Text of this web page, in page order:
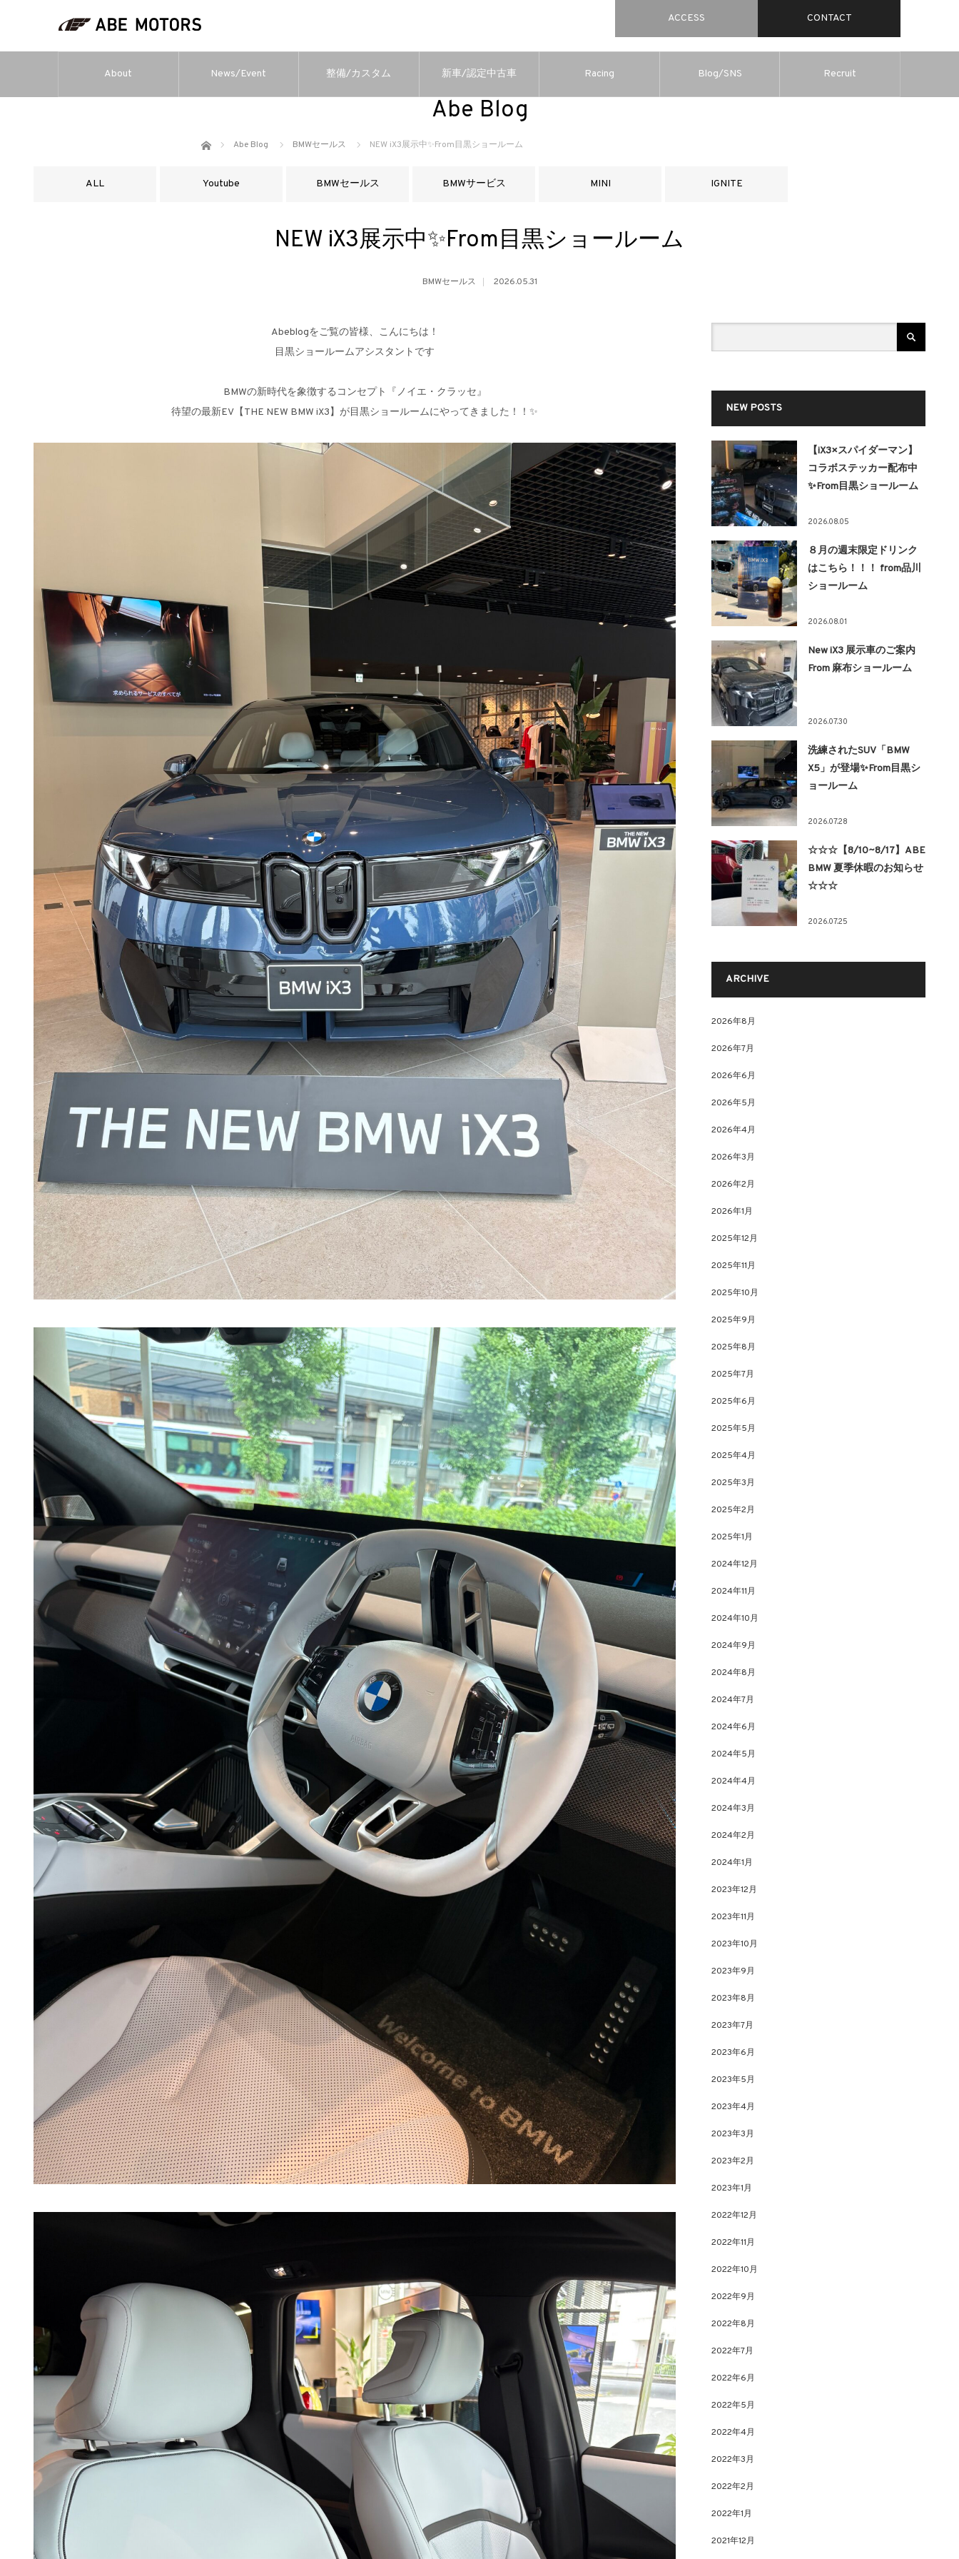
ACCESS CONTACT
About News/Event 整備/カスタム 新車/認定中古車 Racing Blog/SNS Recruit
Abe Blog
ホーム Abe Blog BMWセールス NEW iX3展示中✨From目黒ショールーム
ALL Youtube BMWセールス BMWサービス MINI IGNITE
NEW iX3展示中✨From目黒ショールーム
BMWセールス 2026.05.31
Abeblogをご覧の皆様、こんにちは！
目黒ショールームアシスタントです
BMWの新時代を象徴するコンセプト『ノイエ・クラッセ』
待望の最新EV【THE NEW BMW iX3】が目黒ショールームにやってきました！！✨
NEW POSTS
【iX3×スパイダーマン】
コラボステッカー配布中
✨From目黒ショールーム
2026.08.05
８月の週末限定ドリンク
はこちら！！！ from品川
ショールーム
2026.08.01
New iX3 展示車のご案内
From 麻布ショールーム
2026.07.30
洗練されたSUV「BMW
X5」が登場✨From目黒シ
ョールーム
2026.07.28
☆☆☆【8/10~8/17】ABE
BMW 夏季休暇のお知らせ
☆☆☆
2026.07.25
ARCHIVE
2026年8月
2026年7月
2026年6月
2026年5月
2026年4月
2026年3月
2026年2月
2026年1月
2025年12月
2025年11月
2025年10月
2025年9月
2025年8月
2025年7月
2025年6月
2025年5月
2025年4月
2025年3月
2025年2月
2025年1月
2024年12月
2024年11月
2024年10月
2024年9月
2024年8月
2024年7月
2024年6月
2024年5月
2024年4月
2024年3月
2024年2月
2024年1月
2023年12月
2023年11月
2023年10月
2023年9月
2023年8月
2023年7月
2023年6月
2023年5月
2023年4月
2023年3月
2023年2月
2023年1月
2022年12月
2022年11月
2022年10月
2022年9月
2022年8月
2022年7月
2022年6月
2022年5月
2022年4月
2022年3月
2022年2月
2022年1月
2021年12月